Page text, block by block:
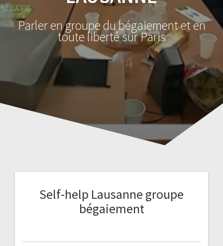
Parler en groupe du bégaiement et en
toute liberté sur Paris
Self-help Lausanne groupe
bégaiement